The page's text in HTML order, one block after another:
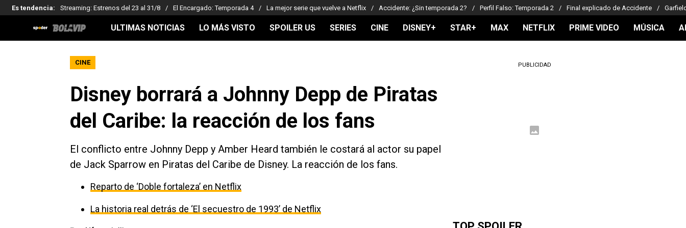
Es tendencia: Streaming: Estrenos del 23 al 31/8 El Encargado: Temporada 4 La mejor serie que vuelve a Netflix Accidente: ¿Sin temporada 2? Perfil Falso: Temporada 2 Final explicado de Accidente
ULTIMAS NOTICIAS LO MÁS VISTO SPOILER US SERIES CINE DISNEY+ STAR+ MAX NETFLIX PRIME VIDEO MÚSICA
CINE
Disney borrará a Johnny Depp de Piratas
del Caribe: la reacción de los fans
El conflicto entre Johnny Depp y Amber Heard también le costará al actor su papel
de Jack Sparrow en Piratas del Caribe de Disney. La reacción de los fans.
Reparto de ‘Doble fortaleza’ en Netflix
La historia real detrás de ‘El secuestro de 1993’ de Netflix
PUBLICIDAD